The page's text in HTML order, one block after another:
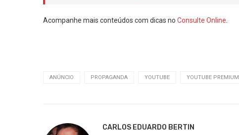
Acompanhe mais conteúdos com dicas no Consulte Online
ANÚNCIO PROPAGANDA YOUTUBE YOUTUBE PREMIUM
CARLOS EDUARDO BERTIN